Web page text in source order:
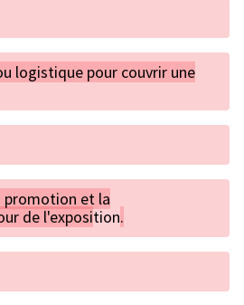
logistique pour couvrir une
promotion et la
de l'exposition.